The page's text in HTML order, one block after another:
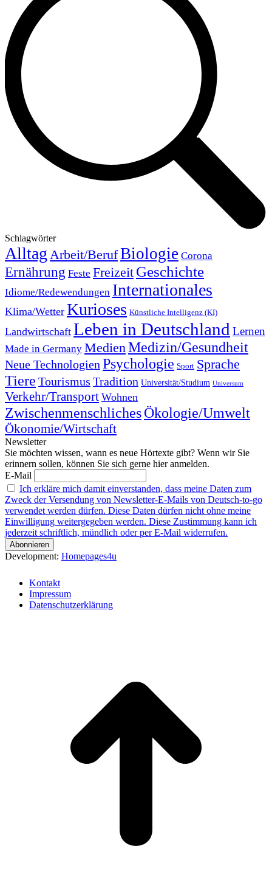
Schlagwörter
Alltag Arbeit/BerufBiologie Corona
Ernährung Feste Freizeit Geschichte
Idiome/Redewendungen Internationales
Klima/Wetter Kurioses Künstliche Intelligenz (KI)
Landwirtschaft Leben in Deutschland Lernen
Made in Germany Medien Medizin/Gesundheit
Neue Technologien Psychologie Sport Sprache
Tiere Tourismus Tradition Universität/Studium Universum
Verkehr/Transport Wohnen
ZwischenmenschlichesÖkologie/Umwelt
Ökonomie/Wirtschaft
Newsletter
Sie möchten wissen, wann es neue Hörtexte gibt? Wenn wir Sie
erinnern sollen, können Sie sich gerne hier anmelden.
E-Mail
Ich erkläre mich damit einverstanden, dass meine Daten zum
Zweck der Versendung von Newsletter-E-Mails von Deutsch-to-go
verwendet werden dürfen. Diese Daten dürfen nicht ohne meine
Einwilligung weitergegeben werden. Diese Zustimmung kann ich
jederzeit schriftlich, mündlich oder per E-Mail widerrufen.
Development: Homepages4u
Kontakt
Impressum
Datenschutzerklärung